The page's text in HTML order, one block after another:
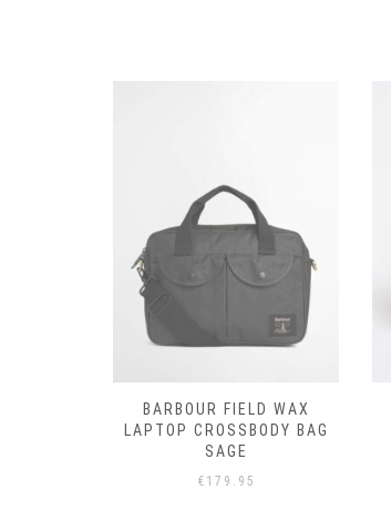
BARBOUR FIELD WAX
LAPTOP CROSSBODY BAG
SAGE
€ 179.95